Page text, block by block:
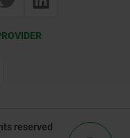
reserved